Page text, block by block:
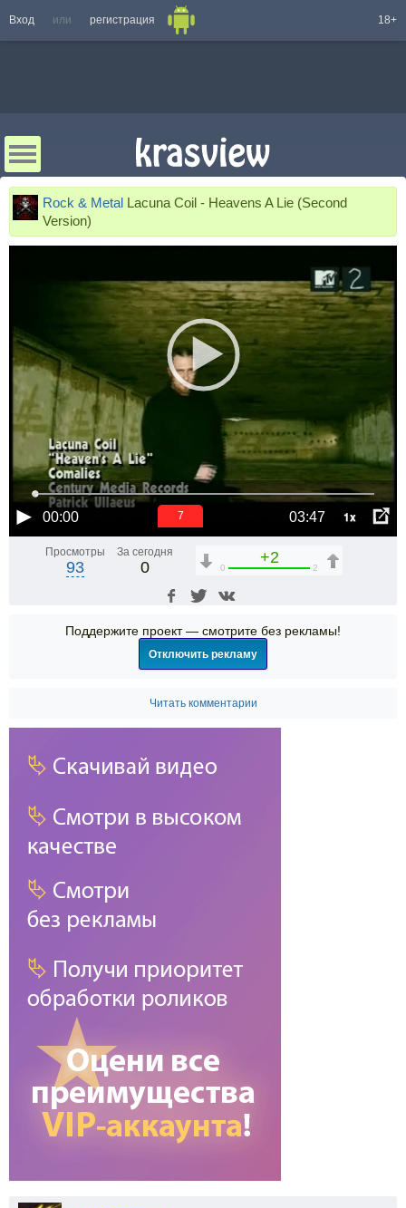
Вход или регистрация 18+
Rock & Metal Lacuna Coil - Heavens A Lie (Second
Version)
00:00 03:47 1x
6
Просмотры
93
За сегодня
0
+2
0 2
Поддержите проект — смотрите без рекламы!
Отключить рекламу
Читать комментарии